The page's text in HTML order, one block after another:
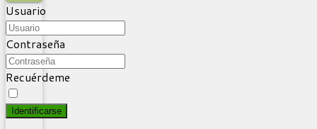
Usuario
Contraseña
Recuérdeme
Identificarse